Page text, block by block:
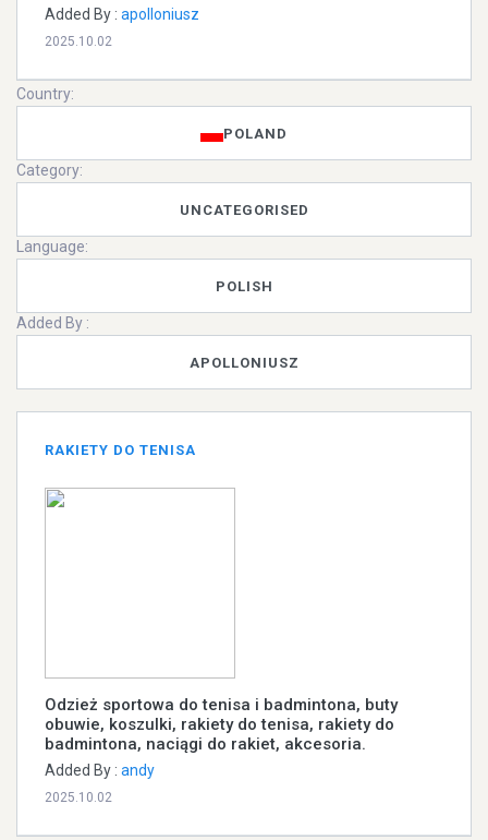
Added By : apolloniusz
2025.10.02
Country:
POLAND
Category:
UNCATEGORISED
Language:
POLISH
Added By :
APOLLONIUSZ
RAKIETY DO TENISA
Odzież sportowa do tenisa i badmintona, buty
obuwie, koszulki, rakiety do tenisa, rakiety do
badmintona, naciągi do rakiet, akcesoria.
Added By : andy
2025.10.02